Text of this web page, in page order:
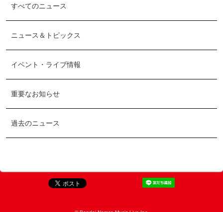
すべてのニュース
ニュース＆トピックス
イベント・ライブ情報
重要なお知らせ
過去のニュース